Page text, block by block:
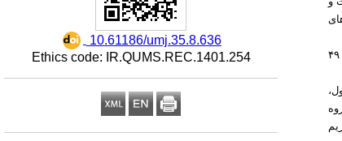
‎ 10.61186/umj.35.8.636
Ethics code: IR.QUMS.REC.1401.254
: این مطالعه طی سال‌های ۱۳۹۵ تا ۱۴۰۱ در بیمارستان قدس قزوین انجام شد و در این مدت ۳۲۶۶ نوزاد به دلیل زردی در بیمارستان بستری شدند که از این تعداد ۴۹
بود: ۴۹درصد فرزند اول،